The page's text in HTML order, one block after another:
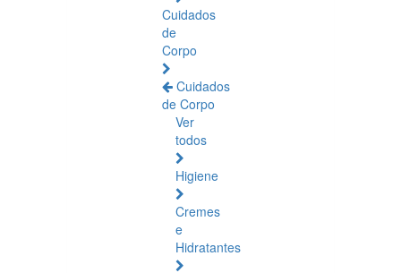
Cuidados
de
Corpo
Cuidados
de Corpo
Ver
todos
Higiene
Cremes
e
Hidratantes